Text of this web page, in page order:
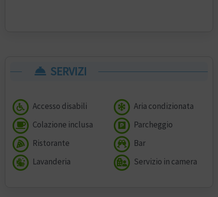
SERVIZI
Accesso disabili
Aria condizionata
Colazione inclusa
Parcheggio
Ristorante
Bar
Lavanderia
Servizio in camera